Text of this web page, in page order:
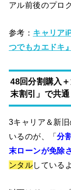
アル前後のプロ
参考： キャリア
つでもカエドキ
48回分割購入
末割引」で共通
3キャリア＆新
いるのが、「分
末ローンが免除
ンタルしている